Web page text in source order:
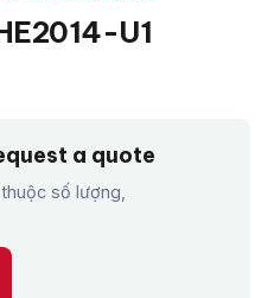
U1
a quote
số lượng,